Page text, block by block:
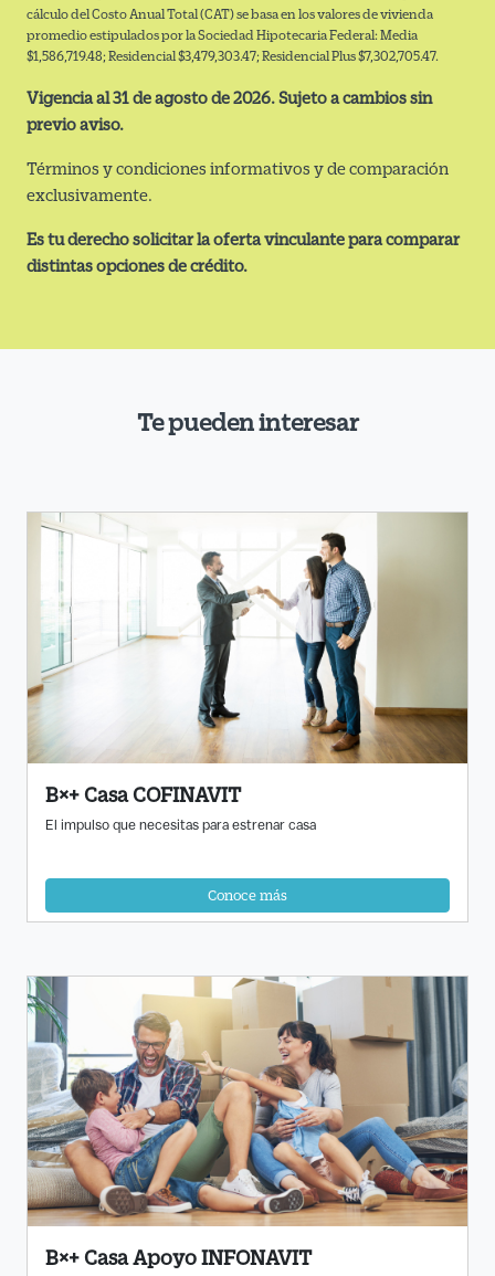
cálculo del Costo Anual Total (CAT) se basa en los valores de vivienda
promedio estipulados por la Sociedad Hipotecaria Federal: Media
$1,586,719.48; Residencial $3,479,303.47; Residencial Plus $7,302,705.47.
Vigencia al 31 de agosto de 2026. Sujeto a cambios sin
previo aviso.
Términos y condiciones informativos y de comparación
exclusivamente.
Es tu derecho solicitar la oferta vinculante para comparar
distintas opciones de crédito.
Te pueden interesar
B×+ Casa COFINAVIT
El impulso que necesitas para estrenar casa
Conoce más
B×+ Casa Apoyo INFONAVIT